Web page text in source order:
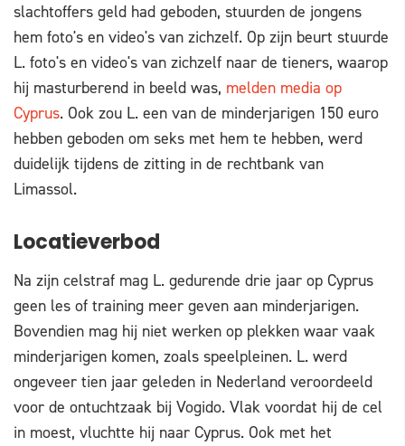
slachtoffers geld had geboden, stuurden de jongens
hem foto's en video's van zichzelf. Op zijn beurt stuurde
L. foto's en video's van zichzelf naar de tieners, waarop
hij masturberend in beeld was, melden media op
Cyprus. Ook zou L. een van de minderjarigen 150 euro
hebben geboden om seks met hem te hebben, werd
duidelijk tijdens de zitting in de rechtbank van
Limassol.
Locatieverbod
Na zijn celstraf mag L. gedurende drie jaar op Cyprus
geen les of training meer geven aan minderjarigen.
Bovendien mag hij niet werken op plekken waar vaak
minderjarigen komen, zoals speelpleinen. L. werd
ongeveer tien jaar geleden in Nederland veroordeeld
voor de ontuchtzaak bij Vogido. Vlak voordat hij de cel
in moest, vluchtte hij naar Cyprus. Ook met het